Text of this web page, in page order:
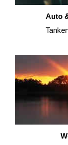
Auto